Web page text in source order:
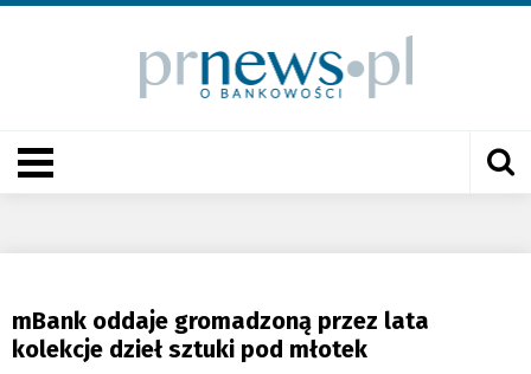
mBank oddaje gromadzoną przez lata
kolekcje dzieł sztuki pod młotek